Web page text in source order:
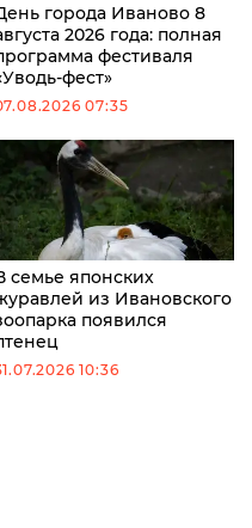
города Иваново 8
2026 года: полная
фестиваля
фест»
07:35
семье японских
из Ивановского
появился
10:36